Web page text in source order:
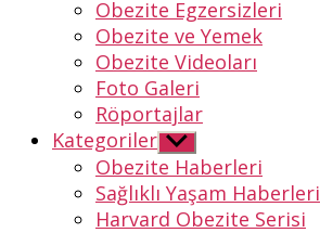
Obezite Egzersizleri
Obezite ve Yemek
Obezite Videoları
Foto Galeri
Röportajlar
Kategoriler Alt
menüyü
göster
Obezite Haberleri
Sağlıklı Yaşam Haberleri
Harvard Obezite Serisi